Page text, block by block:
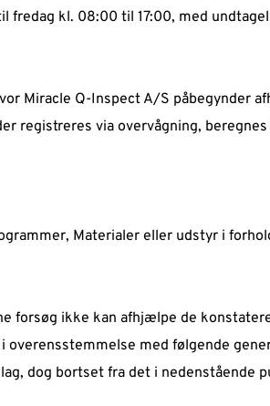
kl. 08:00 til 17:00, med
Miracle Q-Inspect A/S påbegynder
registreres via overvågning,
Materialer eller udstyr i
forsøg ikke kan afhjælpe de
med følgende
dog bortset fra det i